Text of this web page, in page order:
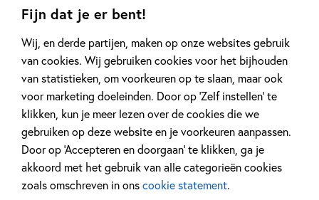
Fijn dat je er bent!
Wij, en derde partijen, maken op onze websites gebruik
van cookies. Wij gebruiken cookies voor het bijhouden
van statistieken, om voorkeuren op te slaan, maar ook
voor marketing doeleinden. Door op ‘Zelf instellen’ te
klikken, kun je meer lezen over de cookies die we
gebruiken op deze website en je voorkeuren aanpassen.
Door op ‘Accepteren en doorgaan’ te klikken, ga je
akkoord met het gebruik van alle categorieën cookies
zoals omschreven in onscookie statement.
Gerelateerde artikelen
Achtergrond Kinderpanel